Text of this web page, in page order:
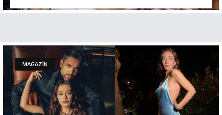
MAGAZİN